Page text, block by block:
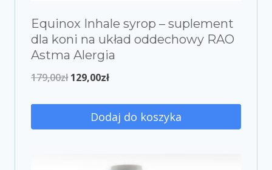
Equinox Inhale syrop – suplement
dla koni na układ oddechowy RAO
Astma Alergia
179,00zł 129,00zł
Dodaj do koszyka